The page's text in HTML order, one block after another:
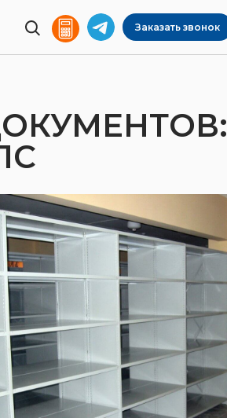
Заказать звонок